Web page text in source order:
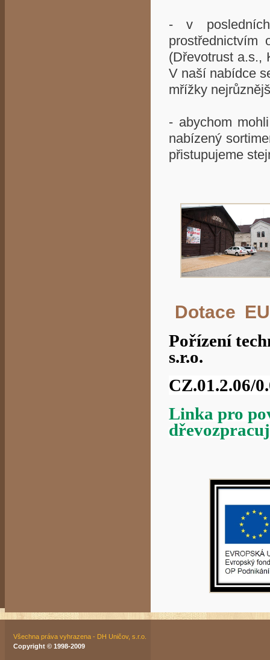
- v
prostřednictvím
(Dřevotrust a.s.,
V naší nabídce
mřížky
- abychom
nabízený
přistupujeme
Dotace EU
Pořízení
s.r.o.
CZ.01.2.06/
Linka pro
Všechna práva vyhrazena - DH Uničov, s.r.o.
Copyright © 1998-2009